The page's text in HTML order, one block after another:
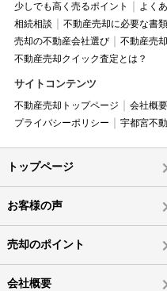
少しでも高く売るポイント
よく
相続相談
不動産売却に必要な書
売却の不動産会社選び
不動産売
不動産売却クイック査定とは？
サイトコンテンツ
不動産売却トップページ 会社概
プライバシーポリシー
宇都宮不
トップページ
お客様の声
売却のポイント
会社概要